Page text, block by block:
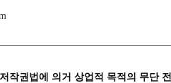
작권법에 의거 상업적 목적의 무단